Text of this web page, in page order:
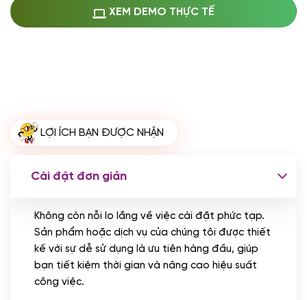
Thay logo + thông tin doanh nghiệp
(+100.000 VND)
(+200.000 VND)
CÀI ĐẶT PLUGINS
Cài đặt plugin theo yêu cầu
(+100.000 VND)
Cài plugin xử lý thanh toán tự động qua
XEM DEMO THỰC TẾ
LỢI ÍCH BẠN ĐƯỢC NHẬN
Cài đặt đơn giản
Không còn nỗi lo lắng về việc cài đặt phức tạp.
Sản phẩm hoặc dịch vụ của chúng tôi được thiết
kế với sự dễ sử dụng là ưu tiên hàng đầu, giúp
bạn tiết kiệm thời gian và nâng cao hiệu suất
công việc.